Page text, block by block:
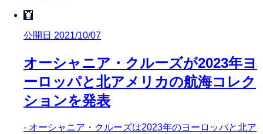
🦞
公開日 2021/10/07
オーシャニア・クルーズが2023年ヨ
ーロッパと北アメリカの航海コレク
ションを発表
- オーシャニア・クルーズは2023年のヨーロッパと北ア